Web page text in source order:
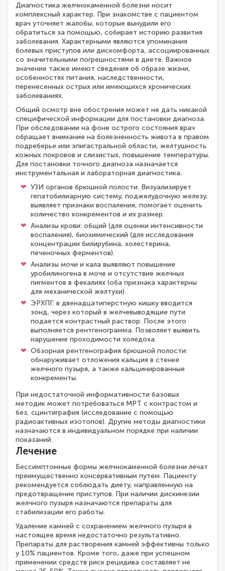
Диагностика желчнокаменной болезни носит
комплексный характер. При знакомстве с пациентом
врач уточняет жалобы, которые вынудили его
обратиться за помощью, собирает историю развития
заболевания. Характерными являются упоминания
болевых приступов или дискомфорта, ассоциированных
со значительными погрешностями в диете. Важное
значение также имеют сведения об образе жизни,
особенностях питания, наследственности,
перенесенных острых или имеющихся хронических
заболеваниях.
Общий осмотр вне обострения может не дать никакой
специфической информации для постановки диагноза.
При обследовании на фоне острого состояния врач
обращает внимание на болезненность живота в правом
подреберье или эпигастральной области, желтушность
кожных покровов и слизистых, повышение температуры.
Для постановки точного диагноза назначается
инструментальная и лабораторная диагностика.
УЗИ органов брюшной полости. Визуализирует
гепатобилиарную систему, поджелудочную железу,
выявляет признаки воспаления, помогает оценить
количество конкрементов и их размер.
Анализы крови: общий (для оценки интенсивности
воспаления), биохимический (для исследования
концентрации билирубина, холестерина,
печеночных ферментов).
Анализы мочи и кала выявляют повышение
уробилиногена в моче и отсутствие желчных
пигментов в фекалиях (оба признака характерны
для механической желтухи).
ЭРХПГ: в двенадцатиперстную кишку вводится
зонд, через который в желчевыводящие пути
подается контрастный раствор. После этого
выполняется рентгенограмма. Позволяет выявить
нарушение проходимости холедоха.
Обзорная рентгенография брюшной полости:
обнаруживает отложения кальция в стенке
желчного пузыря, а также кальцинированные
конкременты.
При недостаточной информативности базовых
методик может потребоваться МРТ с контрастом и
без, сцинтиграфия (исследование с помощью
радиоактивных изотопов). Другие методы диагностики
назначаются в индивидуальном порядке при наличии
показаний.
Лечение
Бессимптомные формы желчнокаменной болезни лечат
преимущественно консервативным путем. Пациенту
рекомендуется соблюдать диету, направленную на
предотвращение приступов. При наличии дискинезии
желчного пузыря назначаются препараты для
стабилизации его работы.
Удаление камней с сохранением желчного пузыря в
настоящее время недостаточно результативно.
Препараты для растворения камней эффективны только
у 10% пациентов. Кроме того, даже при успешном
применении средств риск рецидива составляет не